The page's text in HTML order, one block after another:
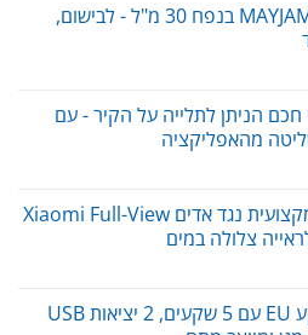
שמן אתרי טהור MAYJAM בנפח 30 מ"ל - לבישום,
הניתן לתלייה על הקיר - עם
מהאפליקציה
משקפת שחייה מקצועית נגד אדים Xiaomi Full-View
צלולה במים
מפצל חשמל שקע EU עם 5 שקעים, 2 יציאות USB